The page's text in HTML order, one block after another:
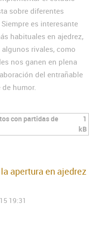
sobre diferentes
es interesante
habituales en ajedrez,
rivales, como
nos ganen en plena
del entrañable
humor.
con partidas de
1
kB
apertura en ajedrez
19:31